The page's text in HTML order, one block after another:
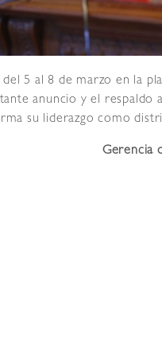
5 al 8 de marzo en la
anuncio y el respaldo
su liderazgo como
Gerencia